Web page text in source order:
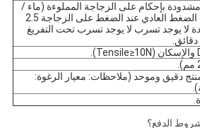
بإحكام على الزجاجة المملوءة (ماء /
سائل) لا يوجد تسرب تحت الضغط العادي عند الضغط على الزجاجة 2.5
لا يوجد تسرب لا يوجد تسرب تحت التفريغ
دقيق وموحد (ملاحظات: معيار الرغوة: